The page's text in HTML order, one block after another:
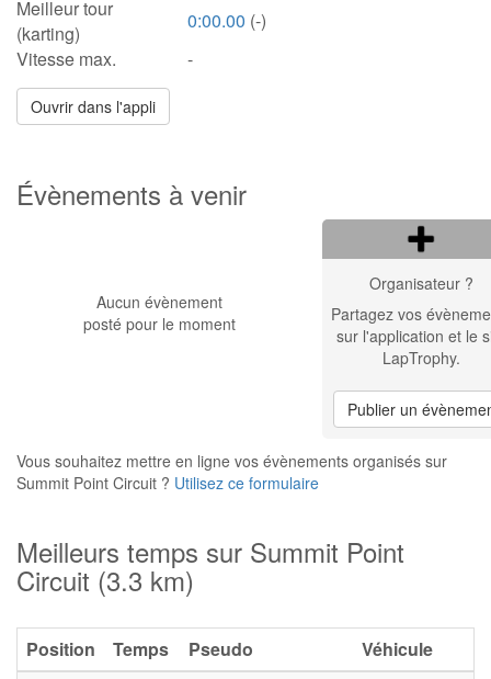
Meilleur tour
(karting)
0:00.00 (-)
Vitesse max.
-
Ouvrir dans l'appli
Évènements à venir
Aucun évènement
posté pour le moment
Organisateur ?
Partagez vos
sur l'application et le
LapTrophy.
Publier un
Vous souhaitez mettre en ligne vos évènements organisés sur
Summit Point Circuit ? Utilisez ce formulaire
Meilleurs temps sur Summit Point
Circuit (3.3 km)
Position Temps Pseudo
Véhicule